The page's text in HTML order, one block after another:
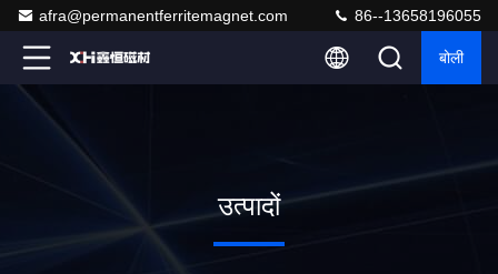
afra@permanentferritemagnet.com 86--13658196055
बोली
उत्पादों